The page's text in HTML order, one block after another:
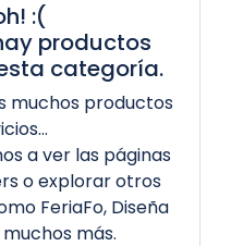
:(
productos
categoría.
muchos productos
a ver las páginas
o explorar otros
FeriaFo, Diseña
más.